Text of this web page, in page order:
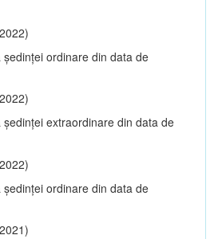
ordinare din data de
extraordinare din data de
ordinare din data de